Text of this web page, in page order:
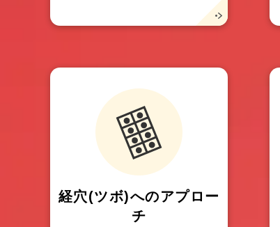
経穴(ツボ)へのアプロー
チ